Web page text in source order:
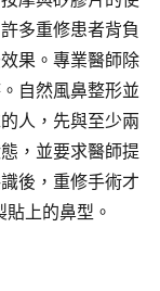
多重修患者背負
果。專業醫師除
自然風鼻整形並
人，先與至少兩
，並要求醫師提
後，重修手術才
上的鼻型。